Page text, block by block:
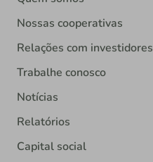
Nossas cooperativas
Relações com investidores
Trabalhe conosco
Notícias
Relatórios
Capital social